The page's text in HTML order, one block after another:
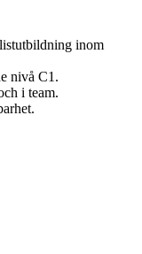
inom
nivå C1.
i team.